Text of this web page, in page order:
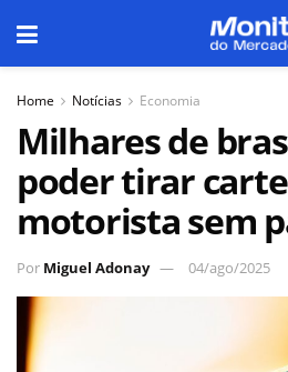
Home Notícias Economia
Milhares de
poder tirar
motorista sem
Por Miguel Adonay 04/ago/2025